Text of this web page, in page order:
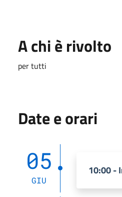
A chi è rivolto
per tutti
Date e orari
05
GIU
10:00 -